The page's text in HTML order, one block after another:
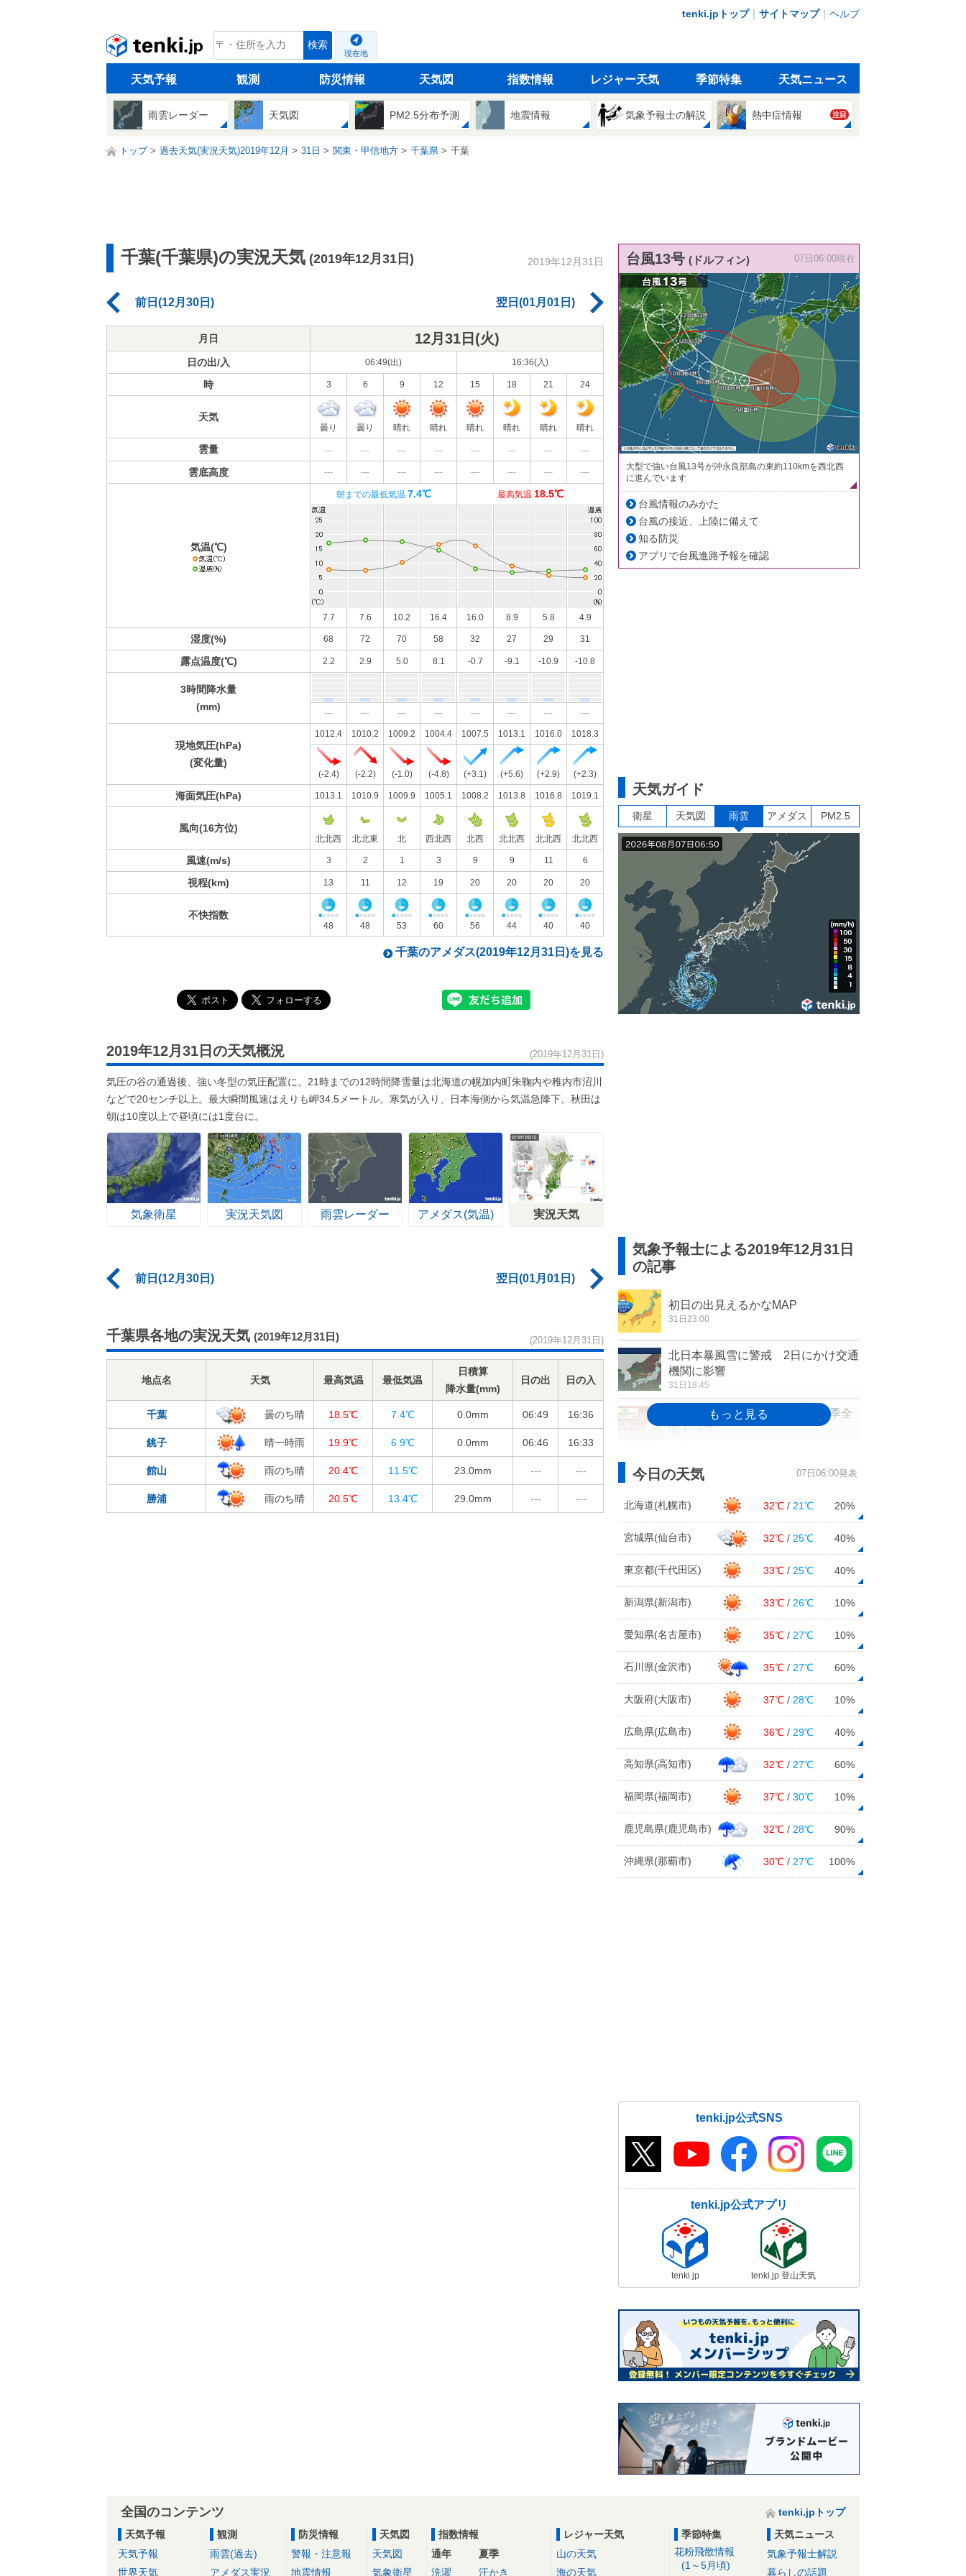
tenki.jpトップ｜ サイトマップ｜ ヘルプ
tenki.jp 検索
現在地
天気予報 観測 防災情報 天気図 指数情報 レジャー天気 季節特集 天気ニュース
雨雲レーダー 天気図 PM2.5分布予測 地震情報 気象予報士の解説 熱中症情報 注目
トップ 過去天気(実況天気)2019年12月 31日 関東・甲信地方 千葉県 千葉
千葉(千葉県)の実況天気 (2019年12月31日) 2019年12月31日
前日(12月30日) 翌日(01月01日)
月日 12月31日(火)
日の出/入 06:49(出) 16:36(入)
時 3 6 9 12 15 18 21 24
天気
曇り 曇り 晴れ 晴れ 晴れ 晴れ 晴れ 晴れ
雲量 --- --- --- --- --- --- --- ---
雲底高度 --- --- --- --- --- --- --- ---
気温(℃)
朝までの最低気温 7.4℃ 最高気温 18.5℃
7.7 7.6 10.2 16.4 16.0 8.9 5.8 4.9
湿度(%) 68 72 70 58 32 27 29 31
露点温度(℃) 2.2 2.9 5.0 8.1 -0.7 -9.1 -10.9 -10.8
3時間降水量
(mm)
--- --- --- --- --- --- --- ---
現地気圧(hPa)
(変化量)
1012.4 1010.2 1009.2 1004.4 1007.5 1013.1 1016.0 1018.3
(-2.4) (-2.2) (-1.0) (-4.8) (+3.1) (+5.6) (+2.9) (+2.3)
海面気圧(hPa) 1013.1 1010.9 1009.9 1005.1 1008.2 1013.8 1016.8 1019.1
風向(16方位)
北北西 北北東 北 西北西 北西 北北西 北北西 北北西
風速(m/s) 3 2 1 3 9 9 11 6
視程(km) 13 11 12 19 20 20 20 20
不快指数
48 48 53 60 56 44 40 40
千葉のアメダス(2019年12月31日)を見る
2019年12月31日の天気概況 (2019年12月31日)
気圧の谷の通過後、強い冬型の気圧配置に。21時までの12時間降雪量は北海道の幌加内町朱鞠内や稚内市沼川
などで20センチ以上。最大瞬間風速はえりも岬34.5メートル。寒気が入り、日本海側から気温急降下。秋田は
朝は10度以上で昼頃には1度台に。
気象衛星 実況天気図 雨雲レーダー アメダス(気温) 実況天気
前日(12月30日) 翌日(01月01日)
千葉県各地の実況天気 (2019年12月31日) (2019年12月31日)
地点名 天気 最高気温 最低気温
日積算
降水量(mm)
日の出 日の入
千葉 曇のち晴 18.5℃ 7.4℃ 0.0mm 06:49 16:36
銚子 晴一時雨 19.9℃ 6.9℃ 0.0mm 06:46 16:33
館山 雨のち晴 20.4℃ 11.5℃ 23.0mm --- ---
勝浦 雨のち晴 20.5℃ 13.4℃ 29.0mm --- ---
台風13号 (ドルフィン) 07日06:00現在
大型で強い台風13号が沖永良部島の東約110kmを西北西
に進んでいます
台風情報のみかた
台風の接近、上陸に備えて
知る防災
アプリで台風進路予報を確認
天気ガイド
衛星 天気図 雨雲 アメダス PM2.5
気象予報士による2019年12月31日
の記事
初日の出見えるかなMAP
31日23:00
北日本暴風雪に警戒 2日にかけ交通
機関に影響
31日18:45
大みそか 愛媛でウメ咲く 今季全
国トップ
寒気流入 日本海側 いま雨でも雪
31日14:15
横浜で20度以上 大晦日としては統
計史上初
週間 元日と5日頃 冬型強まる U
ターンにも影響か
31日11:55
北海道 2019年を振り返って
31日11:40
31日 北海道や東北で猛吹雪 寒波
襲来で極寒に
31日07:07
今日の天気 07日06:00発表
北海道(札幌市) 32℃ / 21℃ 20%
宮城県(仙台市) 32℃ / 25℃ 40%
東京都(千代田区) 33℃ / 25℃ 40%
新潟県(新潟市) 33℃ / 26℃ 10%
愛知県(名古屋市) 35℃ / 27℃ 10%
石川県(金沢市) 35℃ / 27℃ 60%
大阪府(大阪市) 37℃ / 28℃ 10%
広島県(広島市) 36℃ / 29℃ 40%
高知県(高知市) 32℃ / 27℃ 60%
福岡県(福岡市) 37℃ /30℃ 10%
鹿児島県(鹿児島市) 32℃ / 28℃ 90%
沖縄県(那覇市) 30℃ / 27℃ 100%
tenki.jp公式SNS
tenki.jp公式アプリ
tenki.jp tenki.jp 登山天気
全国のコンテンツ
tenki.jpトップ
天気予報
天気予報
世界天気
観測
雨雲(過去)
アメダス実況
防災情報
警報・注意報
地震情報
天気図
天気図
気象衛星
指数情報
通年
洗濯
夏季
汗かき
レジャー天気
山の天気
海の天気
季節特集
花粉飛散情報
(1～5月頃)
天気ニュース
気象予報士解説
暮らしの話題